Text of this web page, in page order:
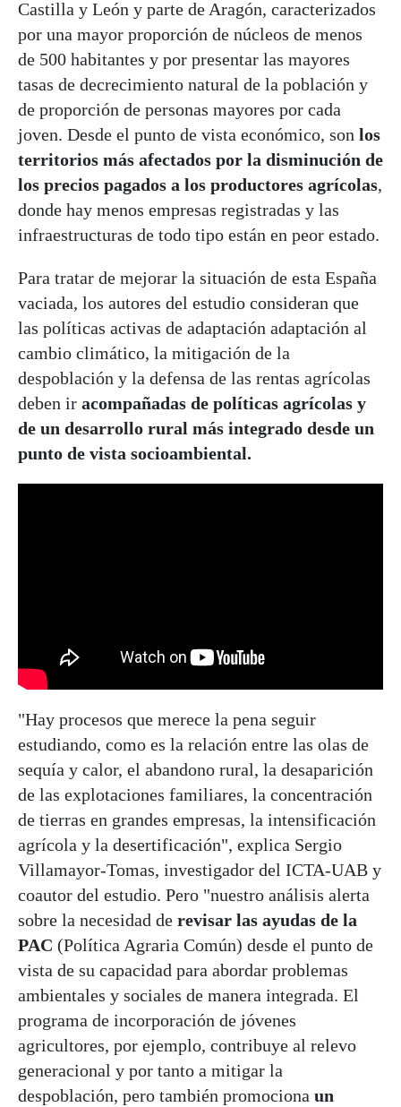
Castilla y León y parte de Aragón, caracterizados
por una mayor proporción de núcleos de menos
de 500 habitantes y por presentar las mayores
tasas de decrecimiento natural de la población y
de proporción de personas mayores por cada
joven. Desde el punto de vista económico, son los
territorios más afectados por la disminución de
los precios pagados a los productores agrícolas,
donde hay menos empresas registradas y las
infraestructuras de todo tipo están en peor estado.
Para tratar de mejorar la situación de esta España
vaciada, los autores del estudio consideran que
las políticas activas de adaptación adaptación al
cambio climático, la mitigación de la
despoblación y la defensa de las rentas agrícolas
deben ir acompañadas de políticas agrícolas y
de un desarrollo rural más integrado desde un
punto de vista socioambiental.
"Hay procesos que merece la pena seguir
estudiando, como es la relación entre las olas de
sequía y calor, el abandono rural, la desaparición
de las explotaciones familiares, la concentración
de tierras en grandes empresas, la intensificación
agrícola y la desertificación", explica Sergio
Villamayor-Tomas, investigador del ICTA-UAB y
coautor del estudio. Pero "nuestro análisis alerta
sobre la necesidad de revisar las ayudas de la
PAC (Política Agraria Común) desde el punto de
vista de su capacidad para abordar problemas
ambientales y sociales de manera integrada. El
programa de incorporación de jóvenes
agricultores, por ejemplo, contribuye al relevo
generacional y por tanto a mitigar la
despoblación, pero también promociona un